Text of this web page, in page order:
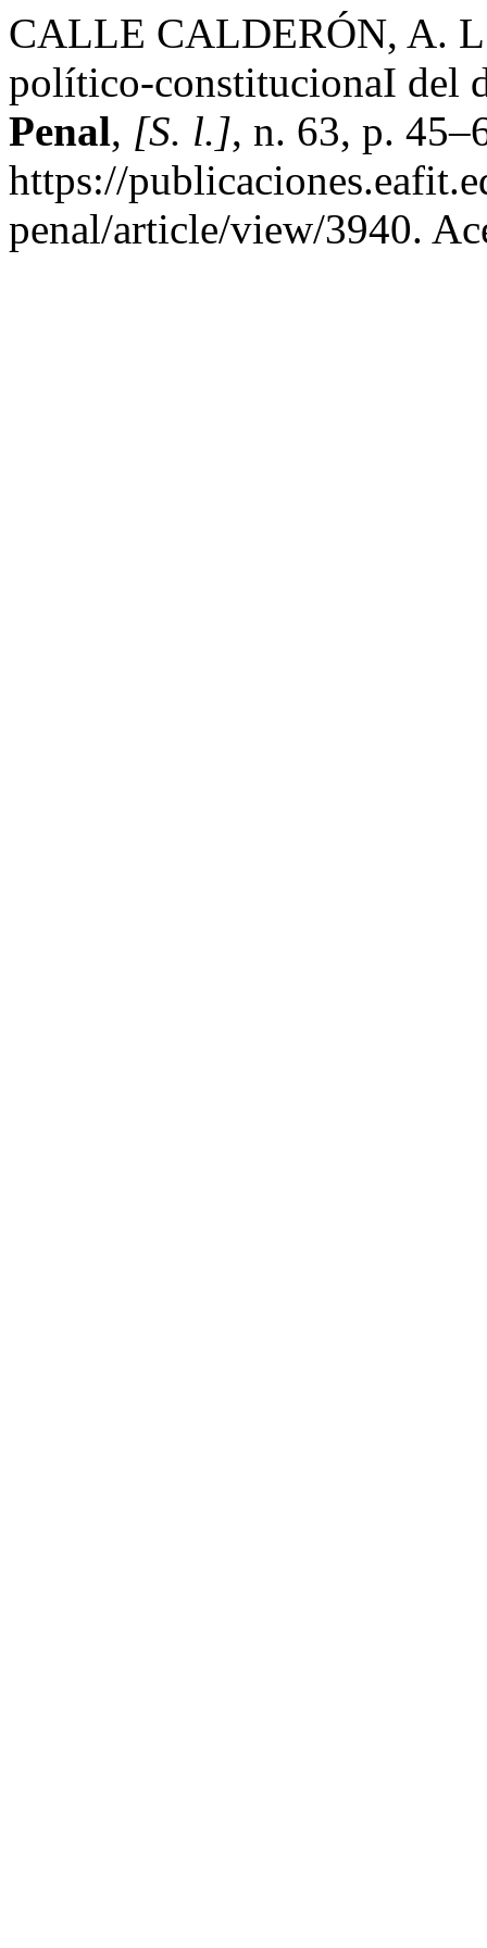
CALLE CALDERÓN, A.
político-constitucionaI del
Penal, [S. l.], n. 63, p.
https://
penal/article/view/3940.